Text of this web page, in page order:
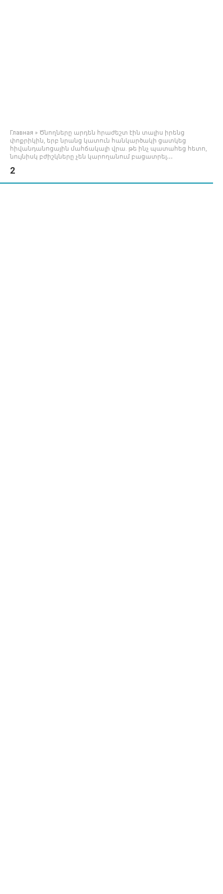
Главная » Ծնողները արդեն հրաժեշտ էին տալիս իրենց
փոքրիկին, երբ նրանց կատուն հանկարծակի ցատկեց
հիվանդանոցային մահճակալի վրա. թե ինչ պատահեց հետո,
նույնիսկ բժիշկները չեն կարողանում բացատրել․․․
2